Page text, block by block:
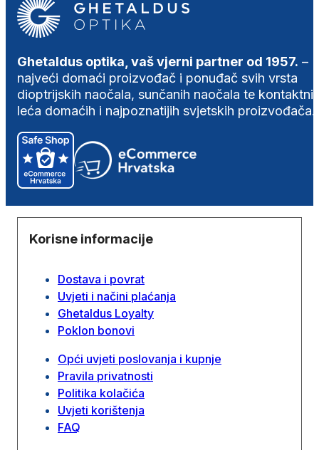
Ghetaldus optika, vaš vjerni partner od 1957. –
najveći domaći proizvođač i ponuđač svih vrsta
dioptrijskih naočala, sunčanih naočala te
leća domaćih i najpoznatijih svjetskih proizvođača.
Korisne informacije
Dostava i povrat
Uvjeti i načini plaćanja
Ghetaldus Loyalty
Poklon bonovi
Opći uvjeti poslovanja i kupnje
Pravila privatnosti
Politika kolačića
Uvjeti korištenja
FAQ